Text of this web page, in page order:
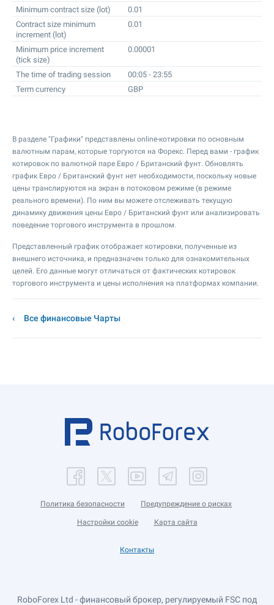
Minimum contract size (lot)
0.01
Contract size minimum
increment (lot)
0.01
Minimum price increment
(tick size)
0.00001
The time of trading session
00:05 - 23:55
Term currency
GBP
В разделе "Графики" представлены online-котировки по основным
валютным парам, которые торгуются на Форекс. Перед вами - график
котировок по валютной паре Евро / Британский фунт. Обновлять
график Евро / Британский фунт нет необходимости, поскольку новые
цены транслируются на экран в потоковом режиме (в режиме
реального времени). По ним вы можете отслеживать текущую
динамику движения цены Евро / Британский фунт или анализировать
поведение торгового инструмента в прошлом.
Представленный график отображает котировки, полученные из
внешнего источника, и предназначен только для ознакомительных
целей. Его данные могут отличаться от фактических котировок
торгового инструмента и цены исполнения на платформах компании.
Все финансовые Чарты
Политика безопасности Предупреждение о рисках
Настройки cookie Карта сайта
Контакты
RoboForex Ltd - финансовый брокер, регулируемый FSC под